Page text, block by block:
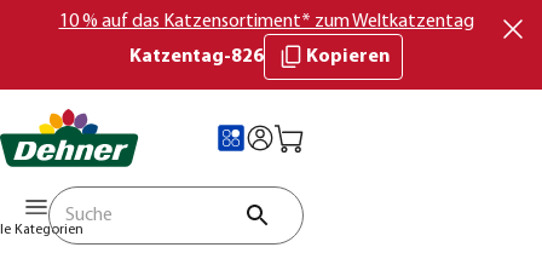
10 % auf das Katzensortiment* zum Weltkatzentag
Katzentag-826
Kopieren
Kategorien